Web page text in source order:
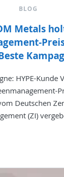
BLOG
Metals
HYPE-Kunde
Deutschen
(ZI)